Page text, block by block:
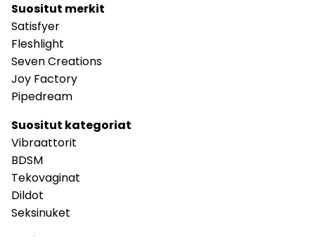
Suositut merkit
Satisfyer
Fleshlight
Seven Creations
Joy Factory
Pipedream
Suositut kategoriat
Vibraattorit
BDSM
Tekovaginat
Dildot
Seksinuket